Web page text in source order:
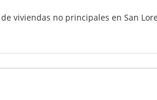
viviendas no principales en San